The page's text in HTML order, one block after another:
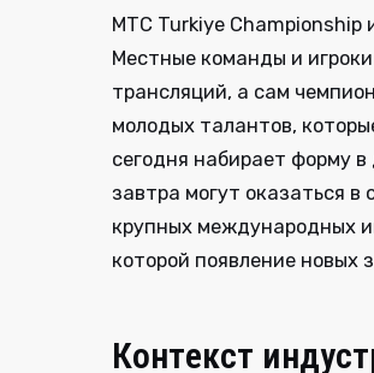
MTC Turkiye Championship
Местные команды и
трансляций, а сам
молодых талантов,
сегодня набирает форму
завтра могут оказаться
крупных международных
которой появление новых
Контекст